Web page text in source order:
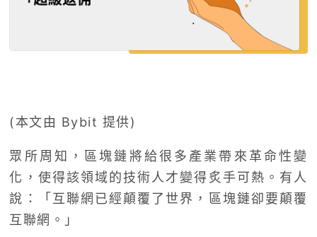
(本文由 Bybit 提供)
眾所周知，區塊鏈將給很多產業帶來革命性變
化，使得該領域的技術人才變得炙手可熱。有人
說：「互聯網已經顛覆了世界，區塊鏈卻要顛覆
互聯網。」